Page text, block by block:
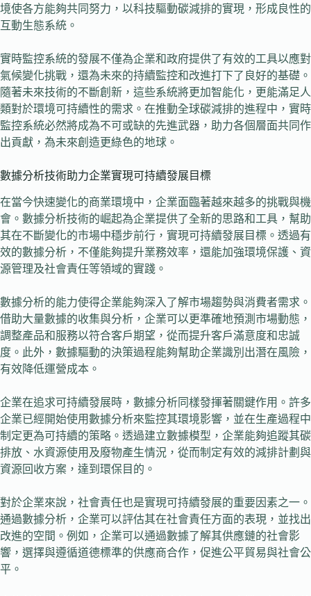
境使各方能夠共同努力，以科技驅動碳減排的實現，形成良性的
互動生態系統。
實時監控系統的發展不僅為企業和政府提供了有效的工具以應對
氣候變化挑戰，還為未來的持續監控和改進打下了良好的基礎。
隨著未來技術的不斷創新，這些系統將更加智能化，更能滿足人
類對於環境可持續性的需求。在推動全球碳減排的進程中，實時
監控系統必然將成為不可或缺的先進武器，助力各個層面共同作
出貢獻，為未來創造更綠色的地球。
數據分析技術助力企業實現可持續發展目標
在當今快速變化的商業環境中，企業面臨著越來越多的挑戰與機
會。數據分析技術的崛起為企業提供了全新的思路和工具，幫助
其在不斷變化的市場中穩步前行，實現可持續發展目標。透過有
效的數據分析，不僅能夠提升業務效率，還能加強環境保護、資
源管理及社會責任等領域的實踐。
數據分析的能力使得企業能夠深入了解市場趨勢與消費者需求。
借助大量數據的收集與分析，企業可以更準確地預測市場動態，
調整產品和服務以符合客戶期望，從而提升客戶滿意度和忠誠
度。此外，數據驅動的決策過程能夠幫助企業識別出潛在風險，
有效降低運營成本。
企業在追求可持續發展時，數據分析同樣發揮著關鍵作用。許多
企業已經開始使用數據分析來監控其環境影響，並在生產過程中
制定更為可持續的策略。透過建立數據模型，企業能夠追蹤其碳
排放、水資源使用及廢物產生情況，從而制定有效的減排計劃與
資源回收方案，達到環保目的。
對於企業來說，社會責任也是實現可持續發展的重要因素之一。
通過數據分析，企業可以評估其在社會責任方面的表現，並找出
改進的空間。例如，企業可以通過數據了解其供應鏈的社會影
響，選擇與遵循道德標準的供應商合作，促進公平貿易與社會公
平。